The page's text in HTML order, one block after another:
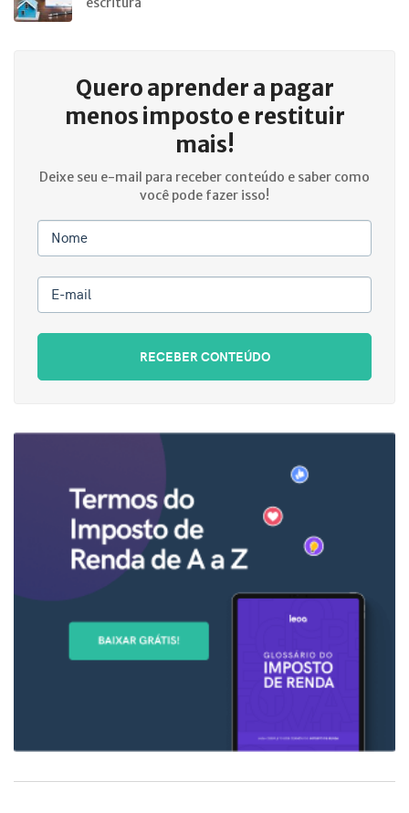
Quero aprender a pagar
menos imposto e restituir
mais!
Deixe seu e-mail para receber conteúdo e saber como
você pode fazer isso!
Nome
E-mail
RECEBER CONTEÚDO